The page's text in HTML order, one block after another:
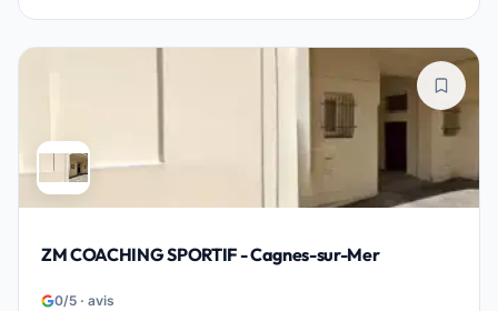
ZM COACHING SPORTIF - Cagnes-sur-Mer
0/5 · avis